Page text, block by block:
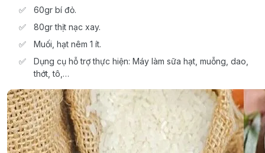
60gr bí đỏ.
80gr thịt nạc xay.
Muối, hạt nêm 1 ít.
Dụng cụ hỗ trợ thực hiện: Máy làm sữa hạt, muỗng, dao,
thớt, tô,…